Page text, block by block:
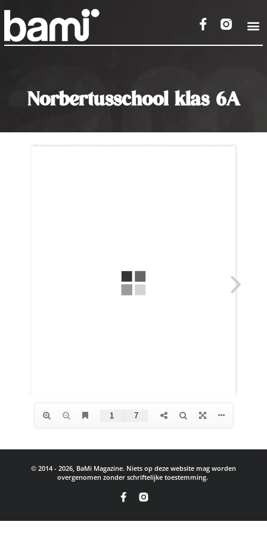
Norbertusschool klas 6A
© 2014 - 2026, BaMi Magazine. Niets op deze website mag worden
overgenomen zonder schriftelijke toestemming.